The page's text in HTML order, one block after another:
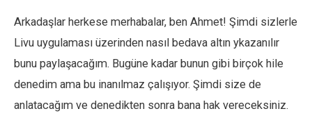
Arkadaşlar herkese merhabalar, ben Ahmet! Şimdi sizlerle
Livu uygulaması üzerinden nasıl bedava altın ykazanılır
bunu paylaşacağım. Bugüne kadar bunun gibi birçok hile
denedim ama bu inanılmaz çalışıyor. Şimdi size de
anlatacağım ve denedikten sonra bana hak vereceksiniz.